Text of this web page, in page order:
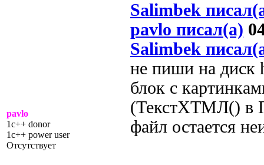
pavlo
1c++ donor
1c++ power user
Отсутствует
Salimbek
pavlo писал(а)
Salimbek
не пиши на диск
блок с
(ТекстХТМЛ() в
файл остается